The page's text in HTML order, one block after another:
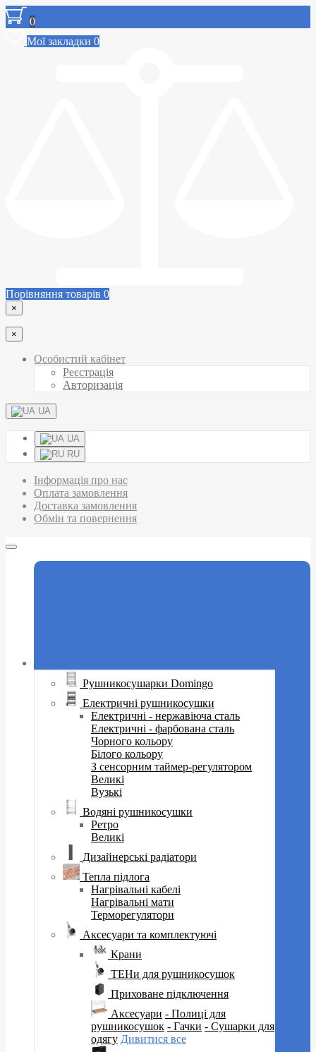
0
Мої закладки 0
Порівняння товарів 0
×
×
Особистий кабінет
Реєстрація
Авторизація
UA
UA
RU
Інформація про нас
Оплата замовлення
Доставка замовлення
Обмін та повернення
Рушникосушарки Domingo
Електричні рушникосушки
Електричні - нержавіюча сталь
Електричні - фарбована сталь
Чорного кольору
Білого кольору
З сенсорним таймер-регулятором
Великі
Вузькі
Водяні рушникосушки
Ретро
Великі
Дизайнерські радіатори
Тепла підлога
Нагрівальні кабелі
Нагрівальні мати
Терморегулятори
Аксесуари та комплектуючі
Крани
ТЕНи для рушникосушок
Приховане підключення
Аксесуари - Полиці для
рушникосушок - Гачки - Сушарки для
одягу Дивитися все